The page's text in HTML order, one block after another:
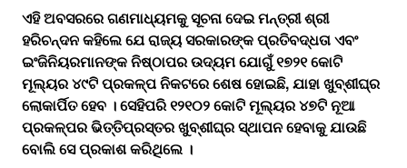
ଏହି ଅବସରରେ ଗଣମାଧ୍ୟମକୁ ସୂଚନା ଦେଇ ମନ୍ତ୍ରୀ ଶ୍ରୀ
ହରିଚନ୍ଦନ କହିଲେ ଯେ ରାଜ୍ୟ ସରକାରଙ୍କ ପ୍ରତିବଦ୍ଧତା ଏବଂ
ଇଂଜିନିୟରମାନଙ୍କ ନିଷ୍ଠାପର ଉଦ୍ୟମ ଯୋଗୁଁ ୧୭୨୧ କୋଟି
ମୂଲ୍ୟର ୪୯ଟି ପ୍ରକଳ୍ପ ନିକଟରେ ଶେଷ ହୋଇଛି, ଯାହା ଖୁବ୍‌ଶୀଘ୍ର
ଲୋକାର୍ପିତ ହେବ । ସେହିପରି ୧୨୧୦୨ କୋଟି ମୂଲ୍ୟର ୪୭ଟି ନୂଆ
ପ୍ରକଳ୍ପର ଭିତ୍ତିପ୍ରସ୍ତର ଖୁବ୍‌ଶୀଘ୍ର ସ୍ଥାପନ ହେବାକୁ ଯାଉଛି
ବୋଲି ସେ ପ୍ରକାଶ କରିଥିଲେ ।